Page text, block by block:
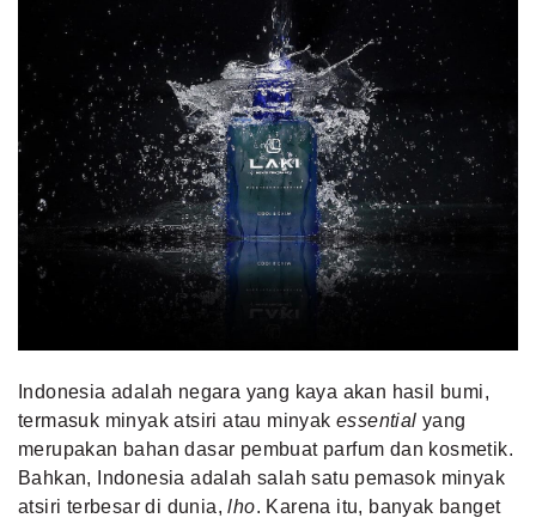
Indonesia adalah negara yang kaya akan hasil bumi,
termasuk minyak atsiri atau minyak essential yang
merupakan bahan dasar pembuat parfum dan kosmetik.
Bahkan, Indonesia adalah salah satu pemasok minyak
atsiri terbesar di dunia, lho. Karena itu, banyak banget